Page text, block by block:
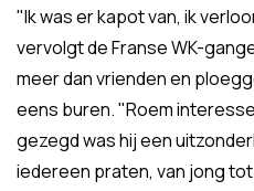
"Ik was er kapot van, ik
vervolgt de Franse WK-
meer dan vrienden en
eens buren. "Roem
gezegd was hij een
iedereen praten, van jong